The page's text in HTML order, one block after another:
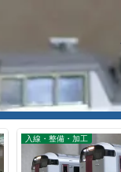
入線・整備・加工